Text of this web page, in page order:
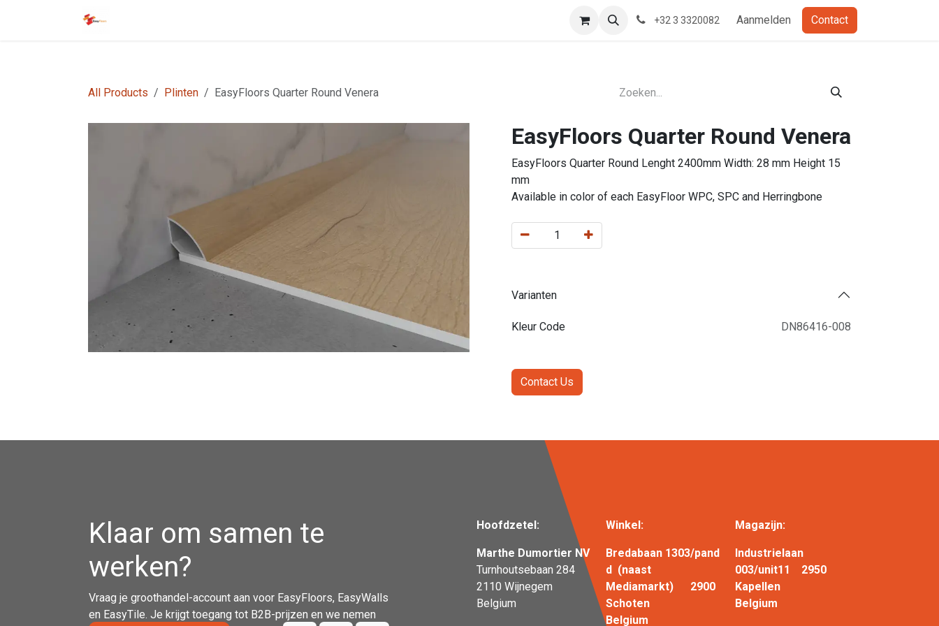
+32 3 3320082 Aanmelden Contact
All Products Plinten EasyFloors Quarter Round Venera
EasyFloors Quarter Round Venera
EasyFloors Quarter Round Lenght 2400mm Width: 28 mm Height 15
mm
Available in color of each EasyFloor WPC, SPC and Herringbone
Varianten
Kleur Code DN86416-008
Contact Us
Klaar om samen te
werken?
Vraag je groothandel-account aan voor EasyFloors, EasyWalls
en EasyTile. Je krijgt toegang tot B2B-prijzen en we nemen
Hoofdzetel:
Marthe Dumortier NV
Turnhoutsebaan 284
2110 Wijnegem
Belgium
Winkel:
Bredabaan 1303/pand
d (naast
Mediamarkt) 2900
Schoten
Belgium
Magazijn:
Industrielaan
003/unit11 2950
Kapellen
Belgium